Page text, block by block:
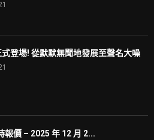
登場! 從默默無聞地發展至聲名大噪
報價 – 2025 年 12 月 2...